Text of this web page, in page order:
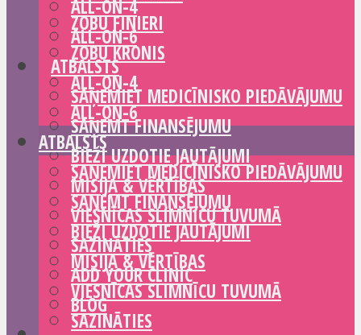
ALL-ON-4
ALL-ON-6
ATBALSTS
SAŅEMIET MEDICĪNISKO PIEDĀVĀJUMU
SAŅEMT FINANSĒJUMU
BIEŽI UZDOTIE JAUTĀJUMI
MISIJA & VĒRTĪBAS
VIESNĪCAS SLIMNĪCU TUVUMĀ
SAZINĀTIES
ADD YOUR CLINIC
BLOG
ZOBU FINIERI
ZOBU KRONIS
ALL-ON-4
ALL-ON-6
ATBALSTS
SAŅEMIET MEDICĪNISKO PIEDĀVĀJUMU
SAŅEMT FINANSĒJUMU
BIEŽI UZDOTIE JAUTĀJUMI
MISIJA & VĒRTĪBAS
VIESNĪCAS SLIMNĪCU TUVUMĀ
SAZINĀTIES